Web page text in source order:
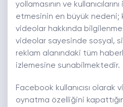
yollamasının ve
etmesinin en büyük nedeni;
videolar hakkında
videolar sayesinde sosyal,
reklam alanındaki tüm
izlemesine sunabilmektedir.
Facebook kullanıcısı
oynatma özelliğini